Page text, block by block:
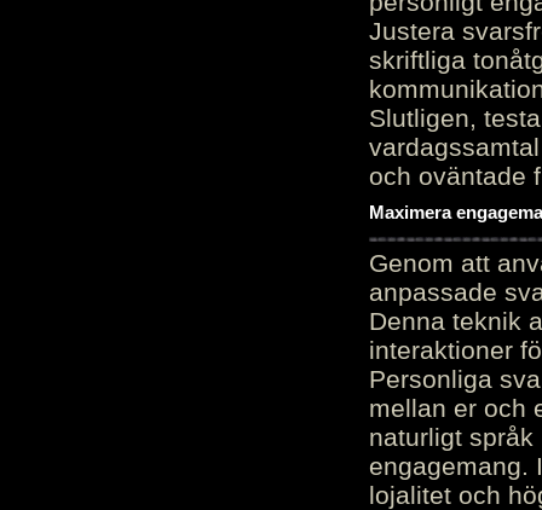
Justera
skriftliga
Slutligen,
och oväntade
Maximera
Genom att
anpassade
Denna teknik
interaktioner
Personliga
mellan er och
naturligt
engagemang.
lojalitet och